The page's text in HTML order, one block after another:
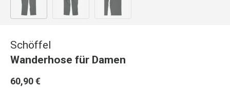
Bild 1 in Galerieansicht laden
Schöffel
Wanderhose für Damen
60,90 €